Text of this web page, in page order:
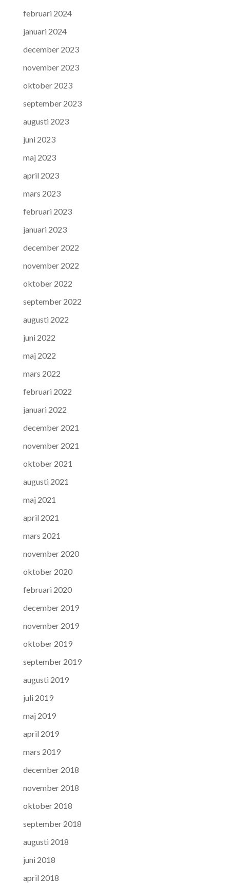
februari 2024
januari 2024
december 2023
november 2023
oktober 2023
september 2023
augusti 2023
juni 2023
maj 2023
april 2023
mars 2023
februari 2023
januari 2023
december 2022
november 2022
oktober 2022
september 2022
augusti 2022
juni 2022
maj 2022
mars 2022
februari 2022
januari 2022
december 2021
november 2021
oktober 2021
augusti 2021
maj 2021
april 2021
mars 2021
november 2020
oktober 2020
februari 2020
december 2019
november 2019
oktober 2019
september 2019
augusti 2019
juli 2019
maj 2019
april 2019
mars 2019
december 2018
november 2018
oktober 2018
september 2018
augusti 2018
juni 2018
april 2018